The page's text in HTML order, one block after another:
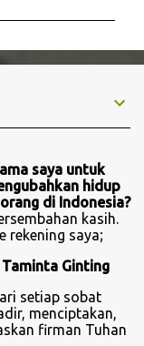
saya untuk
hidup
di Indonesia?
kasih.
rekening saya;
Taminta Ginting
setiap sobat
menciptakan,
firman Tuhan